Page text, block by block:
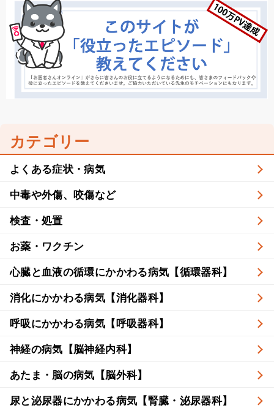
カテゴリー
よくある症状・病気
中毒や外傷、咬傷など
検査・処置
お薬・ワクチン
心臓と血液の循環にかかわる病気【循環器科】
消化にかかわる病気【消化器科】
呼吸にかかわる病気【呼吸器科】
神経の病気【脳神経内科】
あたま・脳の病気【脳外科】
尿と泌尿器にかかわる病気【腎臓・泌尿器科】